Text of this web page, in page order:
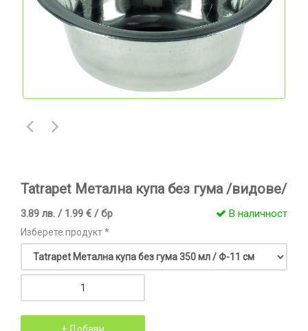
Tatrapet Метална купа без гума /видове/
3.89 лв. / 1.99 € / бр В наличност
Изберете продукт *